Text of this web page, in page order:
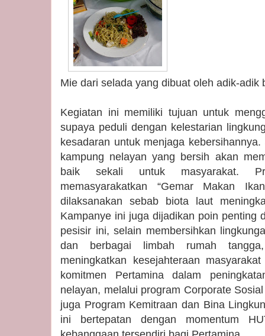
Mie dari selada yang dibuat oleh adik-adik
Kegiatan ini memiliki tujuan untuk
supaya peduli dengan kelestarian
kesadaran untuk menjaga
kampung nelayan yang bersih akan
baik sekali untuk masyarakat.
memasyarakatkan “Gemar Makan
dilaksanakan sebab biota laut
Kampanye ini juga dijadikan poin penting
pesisir ini, selain membersihkan
dan berbagai limbah rumah
meningkatkan kesejahteraan
komitmen Pertamina dalam
nelayan, melalui program Corporate
juga Program Kemitraan dan Bina
ini bertepatan dengan momentum